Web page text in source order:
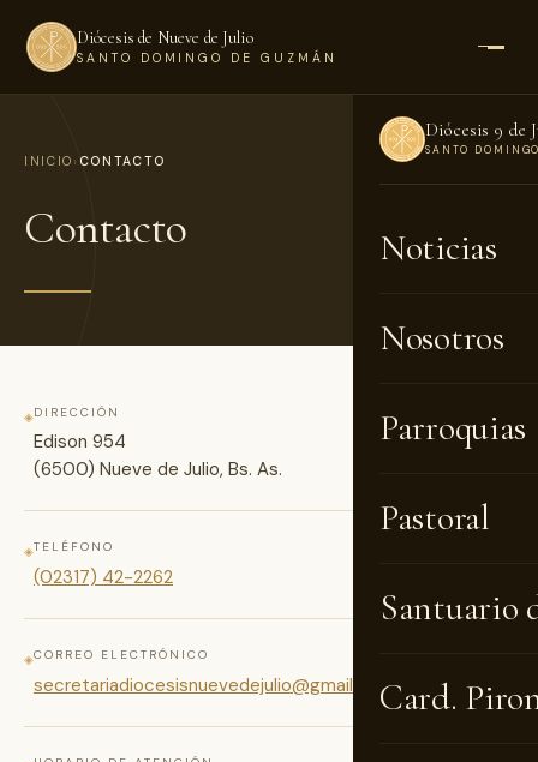
Diócesis de Nueve de Julio
SANTO DOMINGO DE GUZMÁN
Diócesis 9 de
SANTO
Noticias
Nosotros
Parroquias
Pastoral
Santuario
Card.
INICIO › CONTACTO
Contacto
◈DIRECCIÓN
Edison 954
(6500) Nueve de Julio, Bs. As.
◈TELÉFONO
(02317) 42-2262
◈CORREO ELECTRÓNICO
secretariadiocesisnuevedejulio@gmail.com